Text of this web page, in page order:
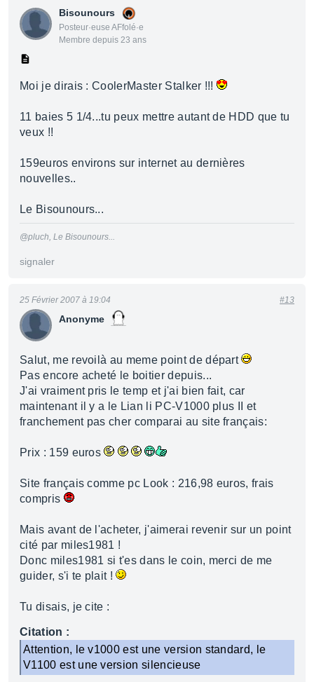
Bisounours
Posteur·euse AFfolé·e
Membre depuis 23 ans
Moi je dirais : CoolerMaster Stalker !!!
11 baies 5 1/4...tu peux mettre autant de HDD que tu
veux !!
159euros environs sur internet au dernières
nouvelles..
Le Bisounours...
@pluch, Le Bisounours...
signaler
Anonyme
25 Février 2007 à 19:04 #13
Salut, me revoilà au meme point de départ
Pas encore acheté le boitier depuis...
J'ai vraiment pris le temp et j'ai bien fait, car
maintenant il y a le Lian li PC-V1000 plus II et
franchement pas cher comparai au site français:
Prix : 159 euros
Site français comme pc Look : 216,98 euros, frais
compris
Mais avant de l'acheter, j'aimerai revenir sur un point
cité par miles1981 !
Donc miles1981 si t'es dans le coin, merci de me
guider, s'i te plait !
Tu disais, je cite :
Citation :
Attention, le v1000 est une version standard, le
V1100 est une version silencieuse